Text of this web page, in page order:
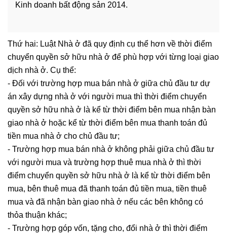
Kinh doanh bất động sản 2014.
Thứ hai: Luật Nhà ở đã quy định cụ thể hơn về thời điểm
chuyển quyền sở hữu nhà ở để phù hợp với từng loại giao
dịch nhà ở. Cụ thể:
- Đối với trường hợp mua bán nhà ở giữa chủ đầu tư dự
án xây dựng nhà ở với người mua thì thời điểm chuyển
quyền sở hữu nhà ở là kể từ thời điểm bên mua nhận bàn
giao nhà ở hoặc kể từ thời điểm bên mua thanh toán đủ
tiền mua nhà ở cho chủ đầu tư;
- Trường hợp mua bán nhà ở không phải giữa chủ đầu tư
với người mua và trường hợp thuê mua nhà ở thì thời
điểm chuyển quyền sở hữu nhà ở là kể từ thời điểm bên
mua, bên thuê mua đã thanh toán đủ tiền mua, tiền thuê
mua và đã nhận bàn giao nhà ở nếu các bên không có
thỏa thuận khác;
- Trường hợp góp vốn, tặng cho, đổi nhà ở thì thời điểm